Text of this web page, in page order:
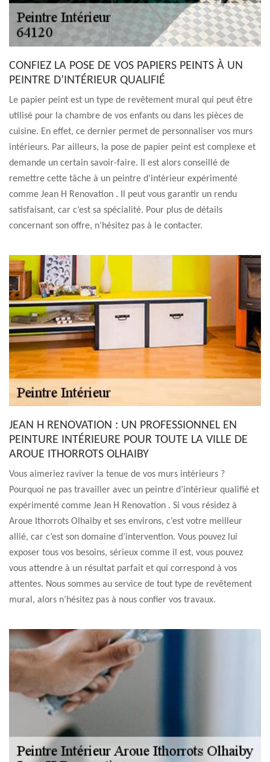
CONFIEZ LA POSE DE VOS PAPIERS PEINTS À UN
PEINTRE D’INTÉRIEUR QUALIFIÉ
Le papier peint est un type de revêtement mural qui peut être
utilisé pour la chambre de vos enfants ou dans les pièces de
cuisine. En effet, ce dernier permet de personnaliser vos murs
intérieurs. Par ailleurs, la pose de papier peint est complexe et
demande un certain savoir-faire. Il est alors conseillé de
remettre cette tâche à un peintre d’intérieur expérimenté
comme Jean H Renovation . Il peut vous garantir un rendu
satisfaisant, car c’est sa spécialité. Pour plus de détails
concernant son offre, n’hésitez pas à le contacter.
JEAN H RENOVATION : UN PROFESSIONNEL EN
PEINTURE INTÉRIEURE POUR TOUTE LA VILLE DE
AROUE ITHORROTS OLHAIBY
Vous aimeriez raviver la tenue de vos murs intérieurs ?
Pourquoi ne pas travailler avec un peintre d’intérieur qualifié et
expérimenté comme Jean H Renovation . Si vous résidez à
Aroue Ithorrots Olhaiby et ses environs, c’est votre meilleur
allié, car c’est son domaine d’intervention. Vous pouvez lui
exposer tous vos besoins, sérieux comme il est, vous pouvez
vous attendre à un résultat parfait et qui correspond à vos
attentes. Nous sommes au service de tout type de revêtement
mural, alors n’hésitez pas à nous confier vos travaux.